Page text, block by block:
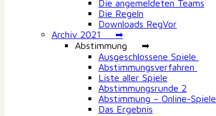
Die angemeldeten Teams
Die Regeln
Downloads RegVor
Archiv 2021 ➡
Abstimmung ➡
Ausgeschlossene Spiele
Abstimmungsverfahren
Liste aller Spiele
Abstimmungsrunde 2
Abstimmung – Online-Spiele
Das Ergebnis